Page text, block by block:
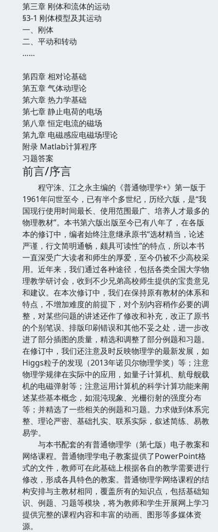
第三章 刚体和流体的运动
§3-1 刚体模型及其运动
一、刚体
二、平动和转动
……
第四章 相对论基础
第五章 气体动理论
第六章 热力学基础
第七章 静止电荷的电场
第八章 恒定电流的磁场
第九章 电磁感应电磁场理论
附录 Matlab计算程序
习题答案
前言/序言
程守洙、江之永主编的《普通物理学+》第一版于
1961年问世至今，已有半个多世纪，历经六版，是“我
国现行使用时间最长、使用范围最广、培养人才最多的
物理教材”。本书第六版出版至今已有八年了，在各版
本的修订中，编者始终注意继承原书“选材精当，论述
严谨，行文简明通畅，颇具可读性”的特点，所以本书
一直深受广大读者和师生的厚爱，至今仍被不少高校采
用。近年来，我们通过各种途径，包括各类全国大学物
理教学研讨会，收到不少兄弟高校师生提供的宝贵意见
和建议。在本次修订中，我们在保持原有教材的体系和
特点，不增加难度的前提下，对个别内容稍作必要的调
整，对某些问题的讲述还作了修改和补充，改正了原书
的个别笔误、排版印刷错误和其他不妥之处，进一步改
进了部分插图的质量，精选和调整了部分例题和习题。
在修订中，我们还注意及时反映物理学的最新发展，如
Higgs粒子的发现（2013年诺贝尔物理学奖）等；注意
物理学规律在实际中的应用，如量子计算机、航母舰载
机的电磁弹射等；注意运用计算机的科学计算功能来阐
述某些基本概念，如混沌现象、光栅衍射的强度分布
等；并精选了一些相关的例题和习题。力求做到体系完
整、理论严密、基础扎实、联系实际，叙述简练、易教
易学。
与本书配套的有普通物理学（第七版）电子教案和
网络课程。普通物理学电子教案提供了PowerPoint格
式的文件，教师可在此基础上根据各自的教学需要进行
修改，形成各具特色的教案。普通物理学网络课程的结
构安排与主教材相同，覆盖所有的知识点，包括基础知
识、例题、习题等模块，将为教师和学生开展网上学习
提供完整的课程内容和丰富的动画、图形等多媒体资
源。